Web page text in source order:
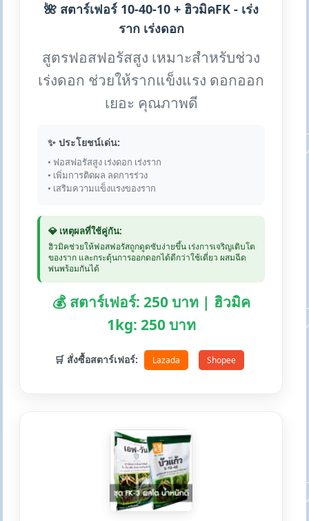
🌺 สตาร์เฟอร์ 10-40-10 + ฮิวมิคFK - เร่ง
ราก เร่งดอก
สูตรฟอสฟอรัสสูง เหมาะสำหรับช่วง
เร่งดอก ช่วยให้รากแข็งแรง ดอกออก
เยอะ คุณภาพดี
✨ ประโยชน์เด่น:
• ฟอสฟอรัสสูง เร่งดอก เร่งราก
• เพิ่มการติดผล ลดการร่วง
• เสริมความแข็งแรงของราก
💎 เหตุผลที่ใช้คู่กัน:
ฮิวมิคช่วยให้ฟอสฟอรัสถูกดูดซับง่ายขึ้น เร่งการเจริญเติบโต
ของราก และกระตุ้นการออกดอกได้ดีกว่าใช้เดี่ยว ผสมฉีด
พ่นพร้อมกันได้
💰 สตาร์เฟอร์: 250 บาท | ฮิวมิค
1kg: 250 บาท
🛒 สั่งซื้อสตาร์เฟอร์: Lazada Shopee